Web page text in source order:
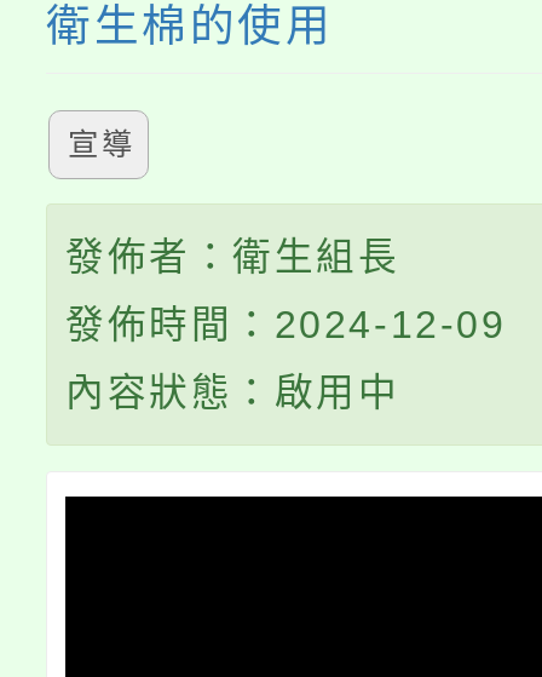
衛生棉的使用
宣導
發佈者：衛生組長
發佈時間：2024-12-09
內容狀態：啟用中